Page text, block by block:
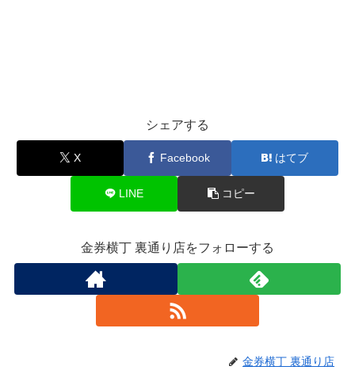
シェアする
X Facebook はてブ
LINE コピー
金券横丁 裏通り店をフォローする
金券横丁 裏通り店